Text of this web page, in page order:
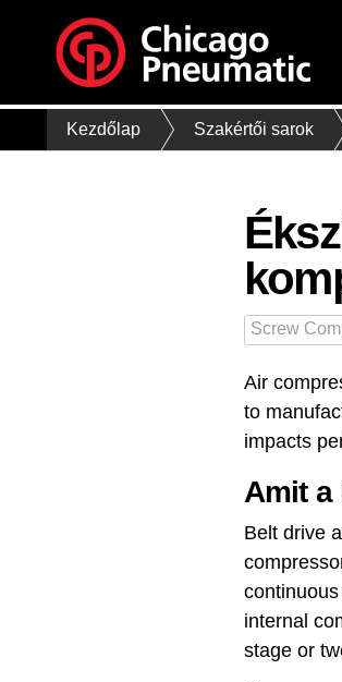
Kezdőlap Szakértői sarok
Screw
Air
to
impacts
Amit a
Belt drive
internal
stage or